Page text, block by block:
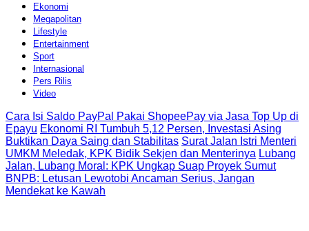
Ekonomi
Megapolitan
Lifestyle
Entertainment
Sport
Internasional
Pers Rilis
Video
Cara Isi Saldo PayPal Pakai ShopeePay via Jasa Top Up di
Epayu Ekonomi RI Tumbuh 5,12 Persen, Investasi Asing
Buktikan Daya Saing dan Stabilitas Surat Jalan Istri Menteri
UMKM Meledak, KPK Bidik Sekjen dan Menterinya Lubang
Jalan, Lubang Moral: KPK Ungkap Suap Proyek Sumut
BNPB: Letusan Lewotobi Ancaman Serius, Jangan
Mendekat ke Kawah